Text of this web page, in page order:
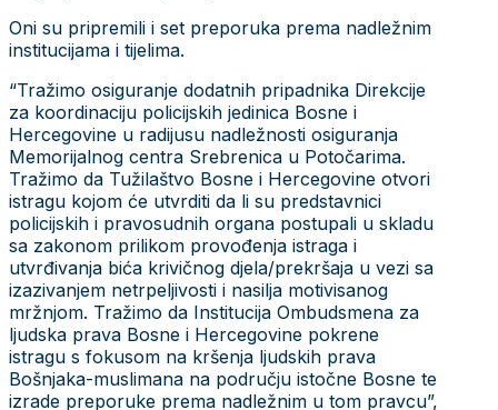
Oni su pripremili i set preporuka prema nadležnim
institucijama i tijelima.
“Tražimo osiguranje dodatnih pripadnika Direkcije
za koordinaciju policijskih jedinica Bosne i
Hercegovine u radijusu nadležnosti osiguranja
Memorijalnog centra Srebrenica u Potočarima.
Tražimo da Tužilaštvo Bosne i Hercegovine otvori
istragu kojom će utvrditi da li su predstavnici
policijskih i pravosudnih organa postupali u skladu
sa zakonom prilikom provođenja istraga i
utvrđivanja bića krivičnog djela/prekršaja u vezi sa
izazivanjem netrpeljivosti i nasilja motivisanog
mržnjom. Tražimo da Institucija Ombudsmena za
ljudska prava Bosne i Hercegovine pokrene
istragu s fokusom na kršenja ljudskih prava
Bošnjaka-muslimana na području istočne Bosne te
izrade preporuke prema nadležnim u tom pravcu”,